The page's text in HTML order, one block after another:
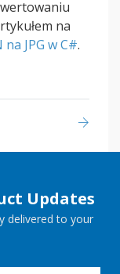
na
JPG w C#.
Updates
delivered to your